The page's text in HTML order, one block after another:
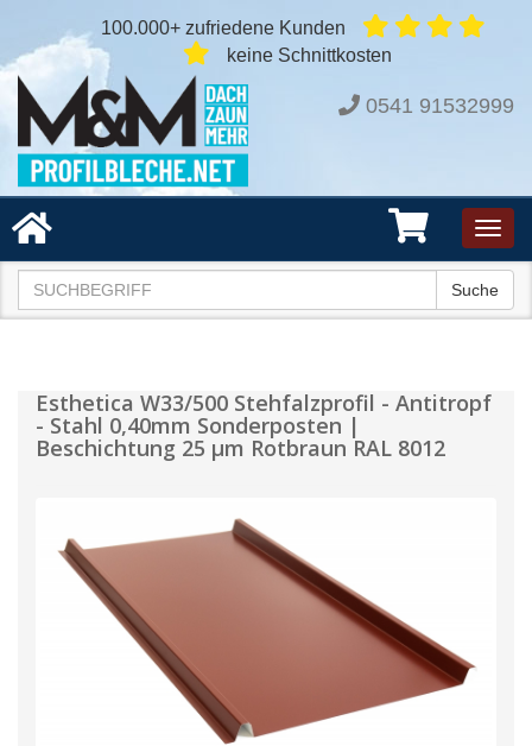
100.000+ zufriedene Kunden
keine Schnittkosten
0541 91532999
Suche
Esthetica W33/500 Stehfalzprofil - Antitropf
- Stahl 0,40mm Sonderposten |
Beschichtung 25 µm Rotbraun RAL 8012